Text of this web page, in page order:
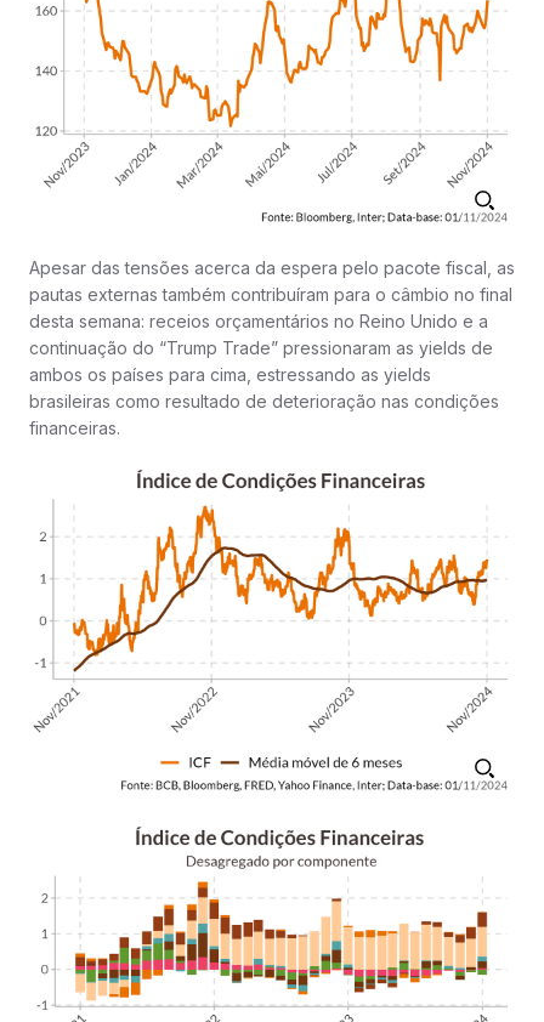
Apesar das tensões acerca da espera pelo pacote fiscal, as
pautas externas também contribuíram para o câmbio no final
desta semana: receios orçamentários no Reino Unido e a
continuação do “Trump Trade” pressionaram as yields de
ambos os países para cima, estressando as yields
brasileiras como resultado de deterioração nas condições
financeiras.